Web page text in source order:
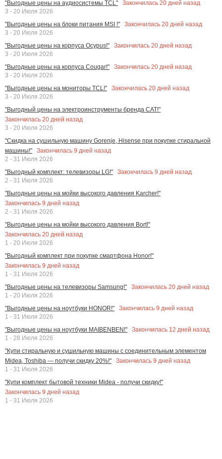
"Выгодные цены на аудиосистемы TCL"
Закончилась 20 дней назад
3 - 20 Июля 2026
"Выгодные цены на блоки питания MSI !"
Закончилась 20 дней назад
3 - 20 Июля 2026
"Выгодные цены на корпуса Ocypus!"
Закончилась 20 дней назад
3 - 20 Июля 2026
"Выгодные цены на корпуса Cougar!"
Закончилась 20 дней назад
3 - 20 Июля 2026
"Выгодные цены на мониторы TCL!"
Закончилась 20 дней назад
3 - 20 Июля 2026
"Выгодный цены на электроинструменты бренда CAT!"
Закончилась 20 дней назад
3 - 20 Июля 2026
"Скидка на сушильную машину Gorenje, Hisense при покупке стиральной
машины!"
Закончилась 9 дней назад
2 - 31 Июля 2026
"Выгодный комплект: телевизоры LG!"
Закончилась 9 дней назад
2 - 31 Июля 2026
"Выгодные цены на мойки высокого давления Karcher!"
Закончилась 9 дней назад
2 - 31 Июля 2026
"Выгодные цены на мойки высокого давления Bort!"
Закончилась 20 дней назад
1 - 20 Июля 2026
"Выгодный комплект при покупке смартфона Honor!"
Закончилась 9 дней назад
1 - 31 Июля 2026
"Выгодные цены на телевизоры Samsung!"
Закончилась 20 дней назад
1 - 20 Июля 2026
"Выгодные цены на ноутбуки HONOR!"
Закончилась 9 дней назад
1 - 31 Июля 2026
"Выгодные цены на ноутбуки MAIBENBEN!"
Закончилась 12 дней назад
1 - 28 Июля 2026
"Купи стиральную и сушильную машины с соединительным элементом
Midea, Toshiba — получи скидку 20%!"
Закончилась 9 дней назад
1 - 31 Июля 2026
"Купи комплект бытовой техники Midea - получи скидку!"
Закончилась 9 дней назад
1 - 31 Июля 2026